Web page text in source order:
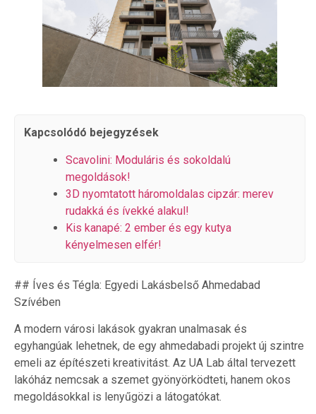
Kapcsolódó bejegyzések
Scavolini: Moduláris és sokoldalú
megoldások!
3D nyomtatott háromoldalas cipzár: merev
rudakká és ívekké alakul!
Kis kanapé: 2 ember és egy kutya
kényelmesen elfér!
## Íves és Tégla: Egyedi Lakásbelső Ahmedabad
Szívében
A modern városi lakások gyakran unalmasak és
egyhangúak lehetnek, de egy ahmedabadi projekt új szintre
emeli az építészeti kreativitást. Az UA Lab által tervezett
lakóház nemcsak a szemet gyönyörködteti, hanem okos
megoldásokkal is lenyűgözi a látogatókat.